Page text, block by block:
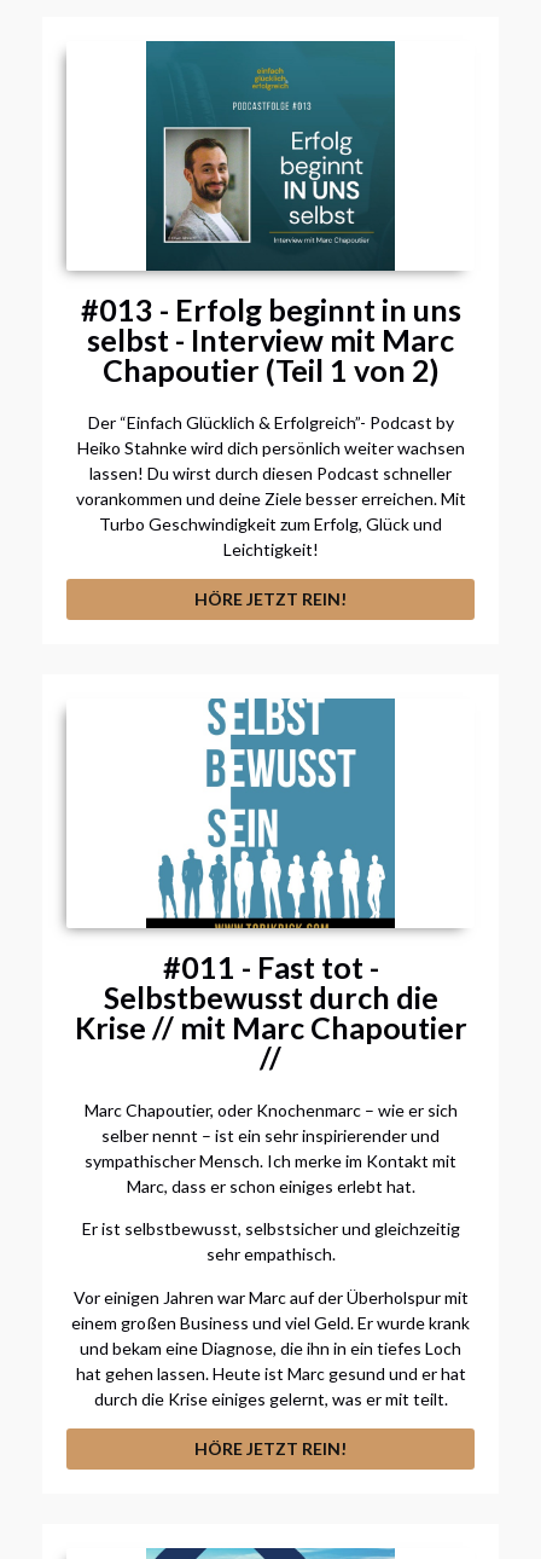
#013 - Erfolg beginnt in uns
selbst - Interview mit Marc
Chapoutier (Teil 1 von 2)
Der “Einfach Glücklich & Erfolgreich”- Podcast by
Heiko Stahnke wird dich persönlich weiter wachsen
lassen! Du wirst durch diesen Podcast schneller
vorankommen und deine Ziele besser erreichen. Mit
Turbo Geschwindigkeit zum Erfolg, Glück und
Leichtigkeit!
HÖRE JETZT REIN!
#011 - Fast tot -
Selbstbewusst durch die
Krise // mit Marc Chapoutier
//
Marc Chapoutier, oder Knochenmarc – wie er sich
selber nennt – ist ein sehr inspirierender und
sympathischer Mensch. Ich merke im Kontakt mit
Marc, dass er schon einiges erlebt hat.
Er ist selbstbewusst, selbstsicher und gleichzeitig
sehr empathisch.
Vor einigen Jahren war Marc auf der Überholspur mit
einem großen Business und viel Geld. Er wurde krank
und bekam eine Diagnose, die ihn in ein tiefes Loch
hat gehen lassen. Heute ist Marc gesund und er hat
durch die Krise einiges gelernt, was er mit teilt.
HÖRE JETZT REIN!